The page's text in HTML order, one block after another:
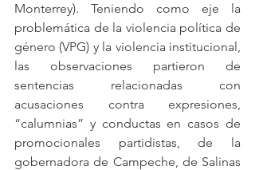
Monterrey). Teniendo como eje la
problemática de la violencia política de
género (VPG) y la violencia institucional,
las observaciones partieron de
sentencias relacionadas con
acusaciones contra expresiones,
“calumnias” y conductas en casos de
promocionales partidistas, de la
gobernadora de Campeche, de Salinas